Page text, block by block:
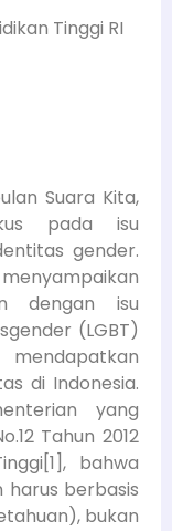
Tinggi RI
Suara Kita,
pada isu
gender.
dengan isu
(LGBT)
di Indonesia.
yang
Tahun 2012
bahwa
harus berbasis
bukan